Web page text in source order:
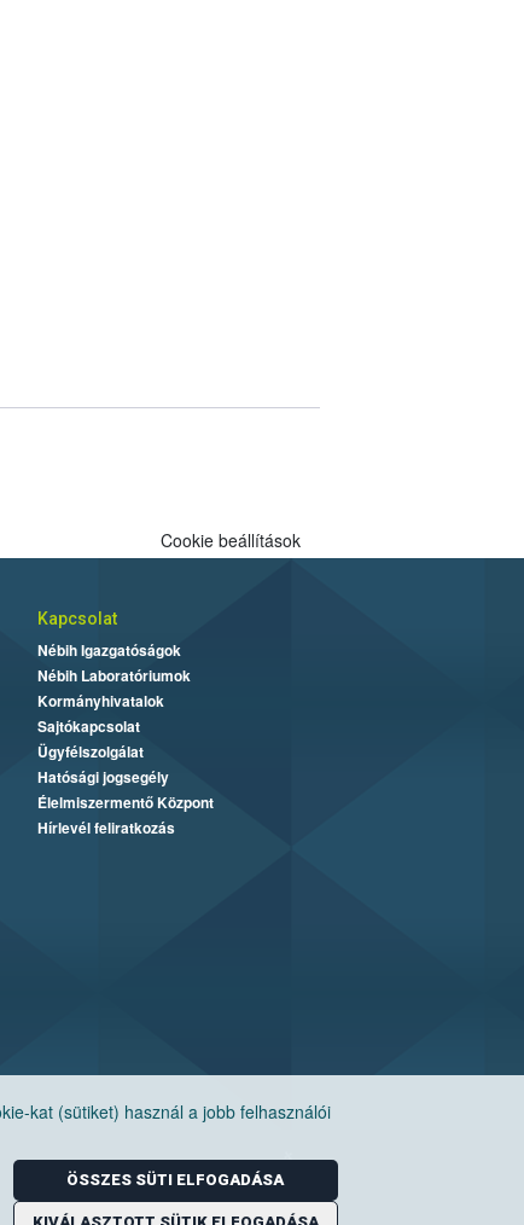
kat (sütiket) használ a jobb felhasználói
ÖSSZES SÜTI ELFOGADÁSA
Cookie beállítások
Kapcsolat
Nébih Igazgatóságok
Nébih Laboratóriumok
Kormányhivatalok
Sajtókapcsolat
Ügyfélszolgálat
Hatósági jogsegély
Élelmiszermentő Központ
Hírlevél feliratkozás